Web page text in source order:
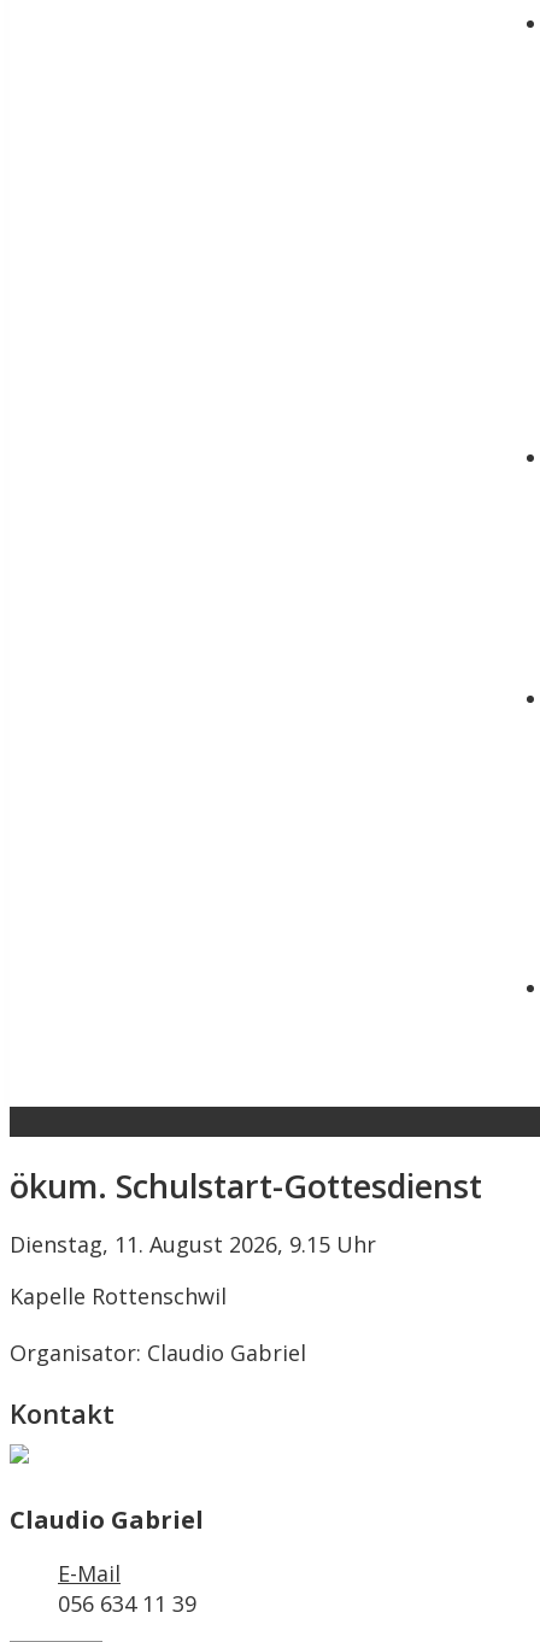
ökum. Schulstart-Gottesdienst
Dienstag, 11. August 2026, 9.15 Uhr
Kapelle Rottenschwil
Organisator: Claudio Gabriel
Kontakt
Claudio Gabriel
E-Mail
056 634 11 39